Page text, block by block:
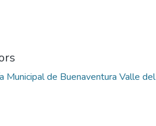
Municipal de Buenaventura Valle del